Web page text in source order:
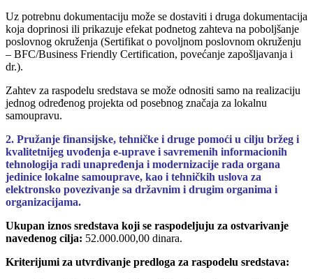
Uz potrebnu dokumentaciju može se dostaviti i druga dokumentacija
koja doprinosi ili prikazuje efekat podnetog zahteva na poboljšanje
poslovnog okruženja (Sertifikat o povoljnom poslovnom okruženju
– BFC/Business Friendly Certification, povećanje zapošljavanja i
dr.).
Zahtev za raspodelu sredstava se može odnositi samo na realizaciju
jednog određenog projekta od posebnog značaja za lokalnu
samoupravu.
2. Pružanje finansijske, tehničke i druge pomoći u cilju bržeg i
kvalitetnijeg uvođenja e-uprave i savremenih informacionih
tehnologija radi unapređenja i modernizacije rada organa
jedinice lokalne samouprave, kao i tehničkih uslova za
elektronsko povezivanje sa državnim i drugim organima i
organizacijama.
Ukupan iznos sredstava koji se raspodeljuju za ostvarivanje
navedenog cilja: 52.000.000,00 dinara.
Kriterijumi za utvrđivanje predloga za raspodelu sredstava: